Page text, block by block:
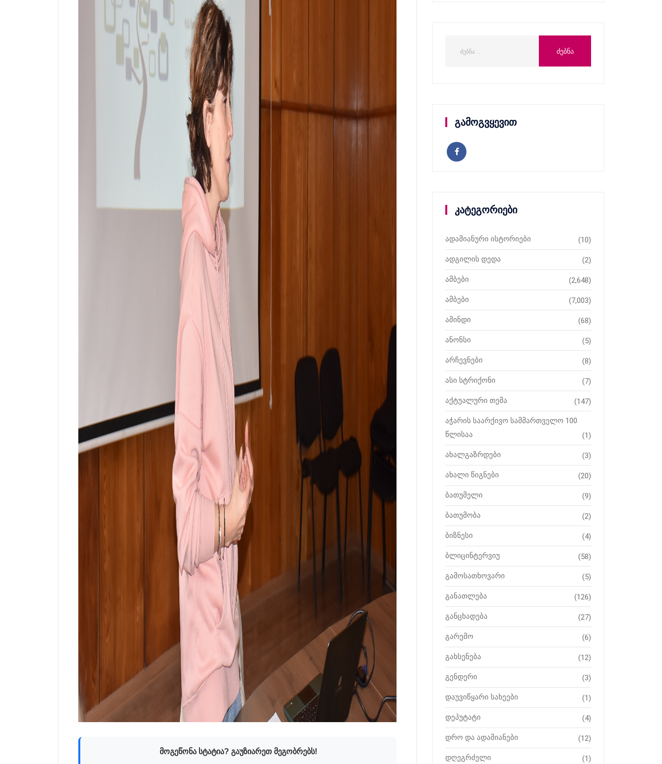
მოგეწონა სტატია? გაუზიარეთ მეგობრებს!
გამოგვყევით
კატეგორიები
ადამიანური ისტორიები (10)
ადგილის დედა (2)
ამბები (2,648)
ამბები (7,003)
ამინდი (68)
ანონსი (5)
არჩევნები (8)
ასი სტრიქონი (7)
აქტუალური თემა (147)
აჭარის საარქივო სამმართველო 100
წლისაა
(1)
ახალგაზრდები (3)
ახალი წიგნები (20)
ბათუმელი (9)
ბათუმობა (2)
ბიზნესი (4)
ბლიცინტერვიუ (58)
გამოსათხოვარი (5)
განათლება (126)
განცხადება (27)
გარემო (6)
გახსენება (12)
გენდერი (3)
დაუვიწყარი სახეები (1)
დეპუტატი (4)
დრო და ადამიანები (12)
დღეგრძელი (1)